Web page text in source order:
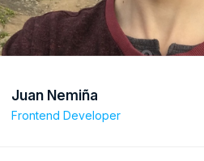
Juan Nemiña
Frontend Developer